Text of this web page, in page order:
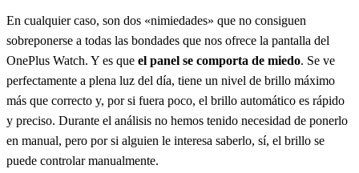
En cualquier caso, son dos «nimiedades» que no consiguen
sobreponerse a todas las bondades que nos ofrece la pantalla del
OnePlus Watch. Y es que el panel se comporta de miedo. Se ve
perfectamente a plena luz del día, tiene un nivel de brillo máximo
más que correcto y, por si fuera poco, el brillo automático es rápido
y preciso. Durante el análisis no hemos tenido necesidad de ponerlo
en manual, pero por si alguien le interesa saberlo, sí, el brillo se
puede controlar manualmente.